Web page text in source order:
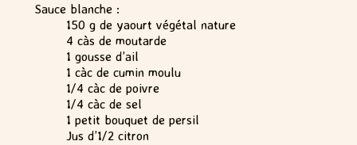
Sauce blanche :
150 g de yaourt végétal nature
4 càs de moutarde
1 gousse d’ail
1 càc de cumin moulu
1/4 càc de poivre
1/4 càc de sel
1 petit bouquet de persil
Jus d’1/2 citron